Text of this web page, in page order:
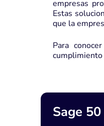
empresas
Estas
que la
Para
Sage 50